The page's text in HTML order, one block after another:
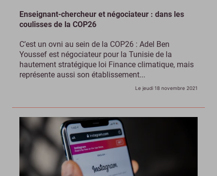
Enseignant-chercheur et négociateur : dans les
coulisses de la COP26
C’est un ovni au sein de la COP26 : Adel Ben
Youssef est négociateur pour la Tunisie de la
hautement stratégique loi Finance climatique, mais
représente aussi son établissement...
Le jeudi 18 novembre 2021